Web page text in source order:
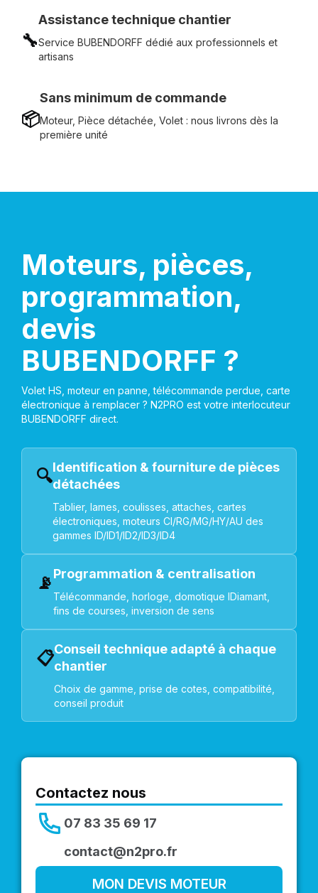
🔧
Assistance technique chantier
Service BUBENDORFF dédié aux professionnels et
artisans
📦
Sans minimum de commande
Moteur, Pièce détachée, Volet : nous livrons dès la
première unité
Moteurs, pièces,
programmation,
devis
BUBENDORFF ?
Volet HS, moteur en panne, télécommande perdue, carte
électronique à remplacer ? N2PRO est votre interlocuteur
BUBENDORFF direct.
🔍Identification & fourniture de pièces
détachées
Tablier, lames, coulisses, attaches, cartes
électroniques, moteurs CI/RG/MG/HY/AU des
gammes ID/ID1/ID2/ID3/ID4
📡Programmation & centralisation
Télécommande, horloge, domotique IDiamant,
fins de courses, inversion de sens
📋Conseil technique adapté à chaque
chantier
Choix de gamme, prise de cotes, compatibilité,
conseil produit
Contactez nous
07 83 35 69 17
contact@n2pro.fr
MON DEVIS MOTEUR